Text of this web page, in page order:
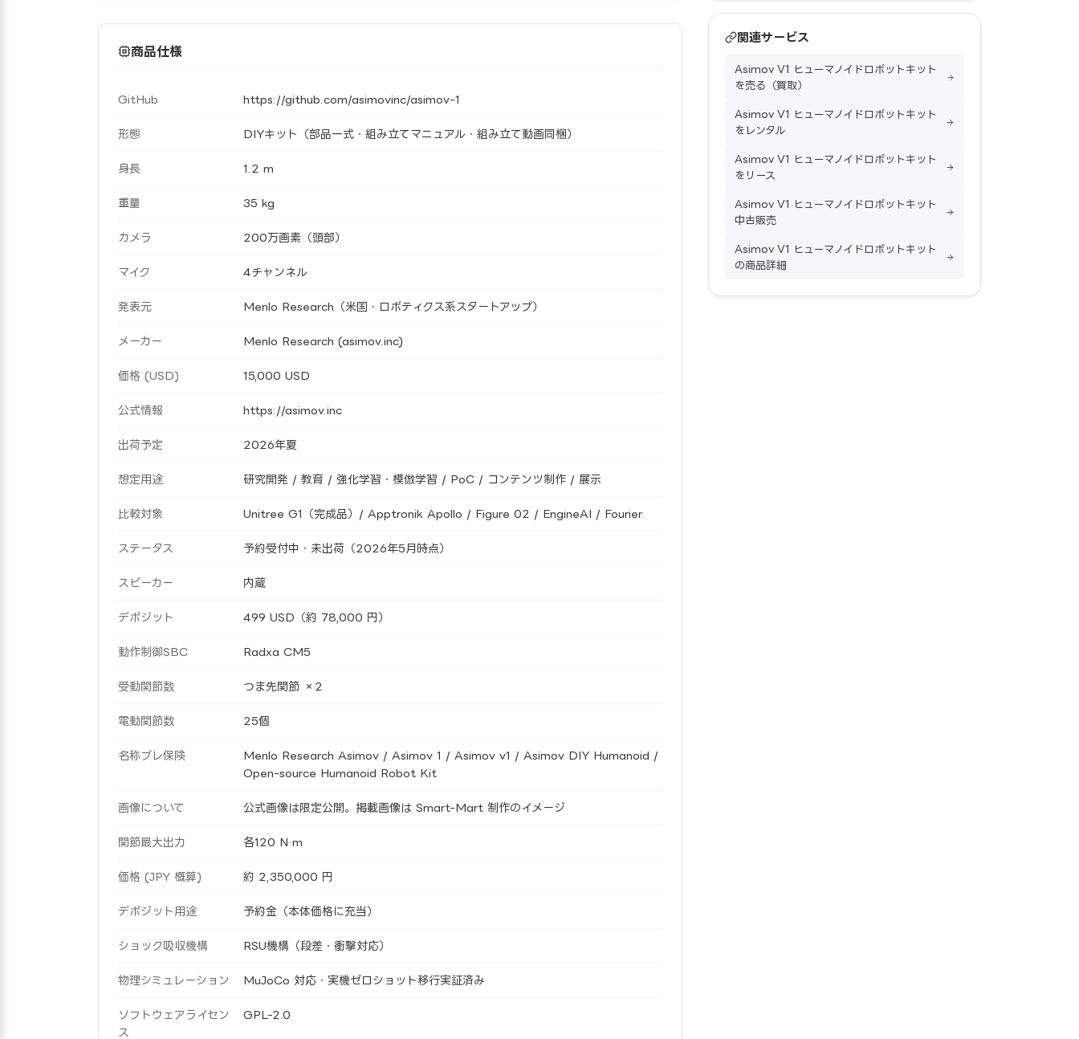
商品仕様
GitHub https://github.com/asimovinc/asimov-1
形態 DIYキット（部品一式・組み立てマニュアル・組み立て動画同梱）
身長 1.2 m
重量 35 kg
カメラ 200万画素（頭部）
マイク 4チャンネル
発表元 Menlo Research（米国・ロボティクス系スタートアップ）
メーカー Menlo Research (asimov.inc)
価格 (USD) 15,000 USD
公式情報 https://asimov.inc
出荷予定 2026年夏
想定用途 研究開発 / 教育 / 強化学習・模倣学習 / PoC / コンテンツ制作 / 展示
比較対象 Unitree G1（完成品）/ Apptronik Apollo / Figure 02 / EngineAI / Fourier
ステータス 予約受付中・未出荷（2026年5月時点）
スピーカー 内蔵
デポジット 499 USD（約 78,000 円）
動作制御SBC Radxa CM5
受動関節数 つま先関節 ×2
電動関節数 25個
名称ブレ保険
Menlo Research Asimov / Asimov 1 / Asimov v1 / Asimov DIY Humanoid /
Open-source Humanoid Robot Kit
画像について 公式画像は限定公開。掲載画像は Smart-Mart 制作のイメージ
関節最大出力 各120 N·m
価格 (JPY 概算) 約 2,350,000 円
デポジット用途 予約金（本体価格に充当）
ショック吸収機構 RSU機構（段差・衝撃対応）
物理シミュレーション MuJoCo 対応・実機ゼロショット移行実証済み
ソフトウェアライセン
ス
GPL-2.0
関連サービス
Asimov V1 ヒューマノイドロボットキット
を売る（買取）
Asimov V1 ヒューマノイドロボットキット
をレンタル
Asimov V1 ヒューマノイドロボットキット
をリース
Asimov V1 ヒューマノイドロボットキット
中古販売
Asimov V1 ヒューマノイドロボットキット
の商品詳細